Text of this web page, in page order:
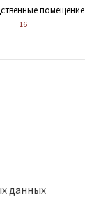
помещение
16
данных